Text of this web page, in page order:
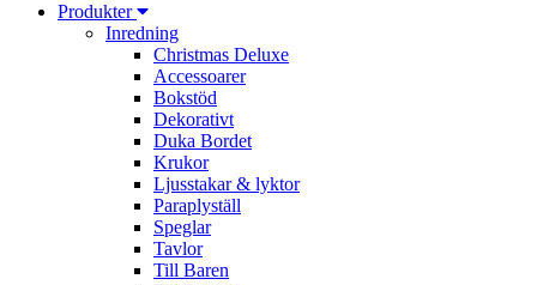
Produkter
Inredning
Christmas Deluxe
Accessoarer
Bokstöd
Dekorativt
Duka Bordet
Krukor
Ljusstakar & lyktor
Paraplyställ
Speglar
Tavlor
Till Baren